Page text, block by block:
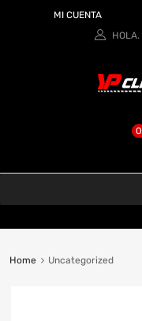
MI CUENTA
HOLA.
0
Home Uncategorized